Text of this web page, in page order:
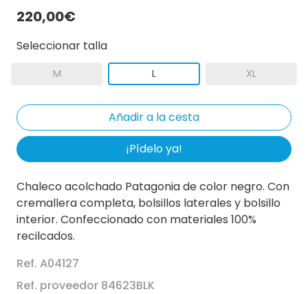
220,00€
Seleccionar talla
M L XL
¡Pídelo ya!
Chaleco acolchado Patagonia de color negro. Con
cremallera completa, bolsillos laterales y bolsillo
interior. Confeccionado con materiales 100%
recilcados.
Ref. A04127
Ref. proveedor 84623BLK